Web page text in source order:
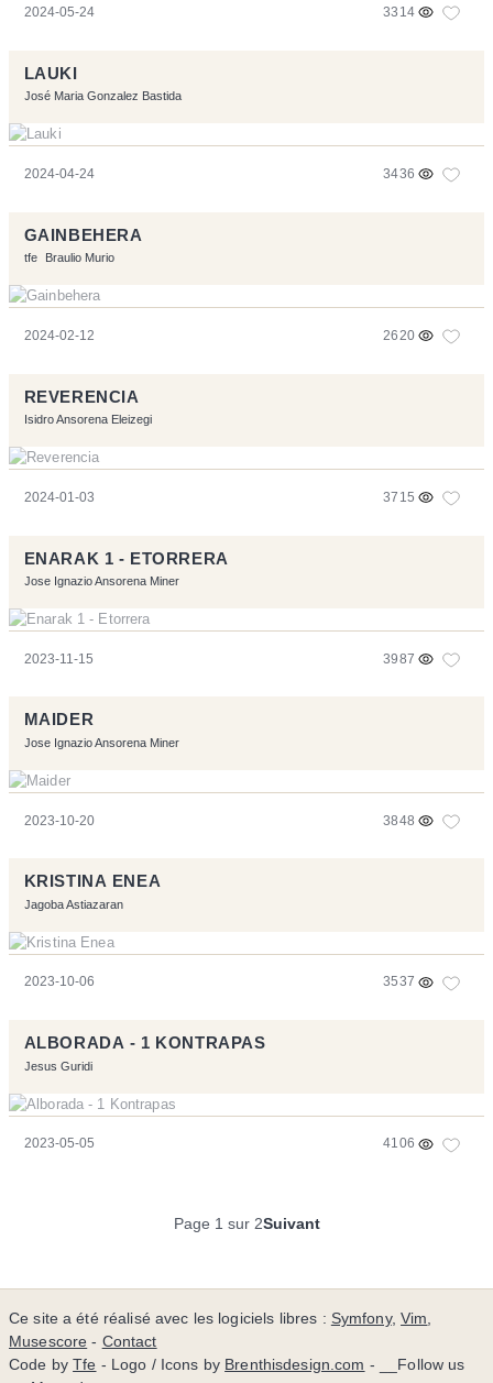
2024-05-24 3314
LAUKI
José Maria Gonzalez Bastida
2024-04-24 3436
GAINBEHERA
tfe Braulio Murio
2024-02-12 2620
REVERENCIA
Isidro Ansorena Eleizegi
2024-01-03 3715
ENARAK 1 - ETORRERA
Jose Ignazio Ansorena Miner
2023-11-15 3987
MAIDER
Jose Ignazio Ansorena Miner
2023-10-20 3848
KRISTINA ENEA
Jagoba Astiazaran
2023-10-06 3537
ALBORADA - 1 KONTRAPAS
Jesus Guridi
2023-05-05 4106
Page 1 sur 2Suivant
Ce site a été réalisé avec les logiciels libres : Symfony,Vim,
Musescore - Contact
Code byTfe - Logo / Icons by Brenthisdesign.com - __Follow us